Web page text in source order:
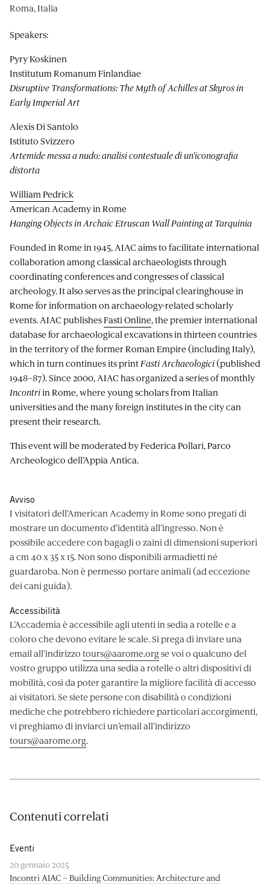
Speakers:
Pyry Koskinen
Institutum Romanum Finlandiae
Disruptive Transformations: The Myth of Achilles at Skyros in
Early Imperial Art
Alexis Di Santolo
Istituto Svizzero
Artemide messa a nudo: analisi contestuale di un'iconografia
distorta
William Pedrick
American Academy in Rome
Hanging Objects in Archaic Etruscan Wall Painting at Tarquinia
Founded in Rome in 1945, AIAC aims to facilitate international
collaboration among classical archaeologists through
coordinating conferences and congresses of classical
archeology. It also serves as the principal clearinghouse in
Rome for information on archaeology-related scholarly
events. AIAC publishesFasti Online, the premier international
database for archaeological excavations in thirteen countries
in the territory of the former Roman Empire (including Italy),
which in turn continues its print Fasti Archaeologici(published
1948–87). Since 2000, AIAC has organized a series of monthly
Incontriin Rome, where young scholars from Italian
universities and the many foreign institutes in the city can
present their research.
This event will be moderated by Federica Pollari, Parco
Archeologico dell’Appia Antica.
Roma, Italia
Avviso
I visitatori dell’American Academy in Rome sono pregati di
mostrare un documento d’identità all’ingresso. Non è
possibile accedere con bagagli o zaini di dimensioni superiori
a cm 40 x 35 x 15. Non sono disponibili armadietti né
guardaroba. Non è permesso portare animali (ad eccezione
dei cani guida).
Accessibilità
L’Accademia è accessibile agli utenti in sedia a rotelle e a
coloro che devono evitare le scale. Si prega di inviare una
email all’indirizzo tours@aarome.org se voi o qualcuno del
vostro gruppo utilizza una sedia a rotelle o altri dispositivi di
mobilità, così da poter garantire la migliore facilità di accesso
ai visitatori. Se siete persone con disabilità o condizioni
mediche che potrebbero richiedere particolari accorgimenti,
vi preghiamo di inviarci un’email all’indirizzo
tours@aarome.org.
Contenuti correlati
Eventi
20 gennaio 2025
Incontri AIAC – Building Communities: Architecture and